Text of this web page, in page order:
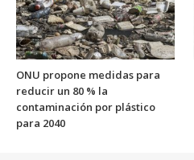
ONU propone medidas para
reducir un 80 % la
contaminación por plástico
para 2040